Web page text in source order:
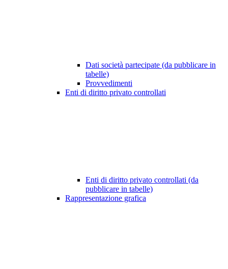
Dati società partecipate (da pubblicare in
tabelle)
Provvedimenti
Enti di diritto privato controllati
Enti di diritto privato controllati (da
pubblicare in tabelle)
Rappresentazione grafica